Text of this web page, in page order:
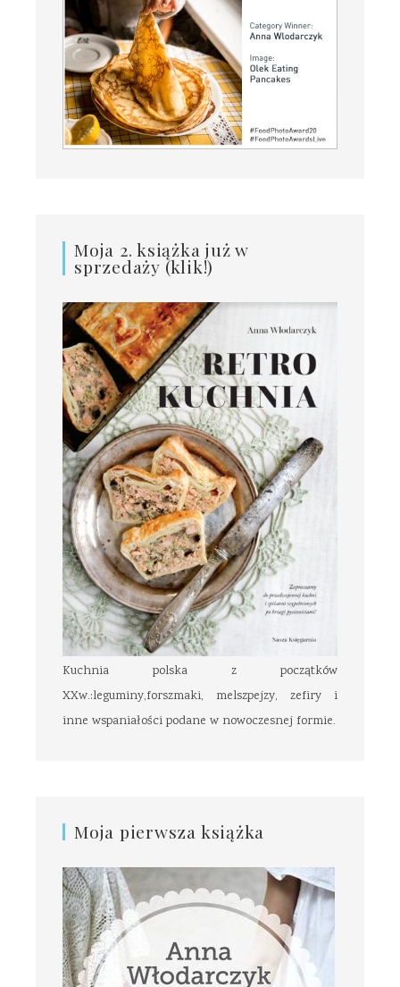
Moja 2. książka już w
sprzedaży (klik!)
Kuchnia polska z początków
XXw.:leguminy,forszmaki, melszpejzy, zefiry i
inne wspaniałości podane w nowoczesnej formie.
Moja pierwsza książka